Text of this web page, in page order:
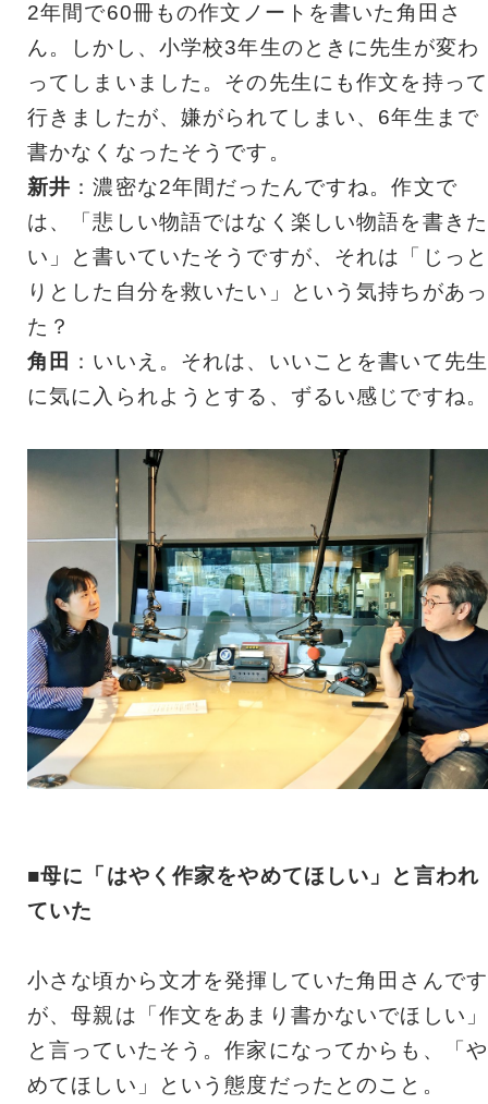
2年間で60冊もの作文ノートを書いた角田さ
ん。しかし、小学校3年生のときに先生が変わ
ってしまいました。その先生にも作文を持って
行きましたが、嫌がられてしまい、6年生まで
書かなくなったそうです。
新井 ：濃密な2年間だったんですね。作文で
は、「悲しい物語ではなく楽しい物語を書きた
い」と書いていたそうですが、それは「じっと
りとした自分を救いたい」という気持ちがあっ
た？
角田
：いいえ。それは、いいことを書いて先生
に気に入られようとする、ずるい感じですね。
■母に「はやく作家をやめてほしい」と言われ
ていた
小さな頃から文才を発揮していた角田さんです
が、母親は「作文をあまり書かないでほしい」
と言っていたそう。作家になってからも、「や
めてほしい」という態度だったとのこと。